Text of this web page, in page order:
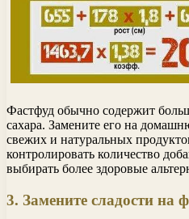
Фастфуд обычно содержит
сахара. Замените его на
свежих и натуральных
контролировать количество
выбирать более здоровые
3. Замените сладости на